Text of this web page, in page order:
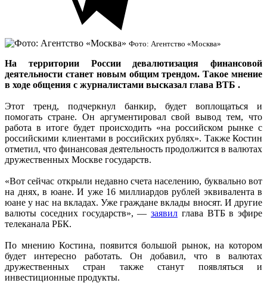
Фото: Агентство «Москва»
На территории России девалютизация финансовой
деятельности станет новым общим трендом. Такое мнение
в ходе общения с журналистами высказал глава ВТБ .
Этот тренд, подчеркнул банкир, будет воплощаться и
помогать стране. Он аргументировал свой вывод тем, что
работа в итоге будет происходить «на российском рынке с
российскими клиентами в российских рублях». Также Костин
отметил, что финансовая деятельность продолжится в валютах
дружественных Москве государств.
«Вот сейчас открыли недавно счета населению, буквально вот
на днях, в юане. И уже 16 миллиардов рублей эквивалента в
юане у нас на вкладах. Уже граждане вклады вносят. И другие
валюты соседних государств», — заявил глава ВТБ в эфире
телеканала РБК.
По мнению Костина, появится большой рынок, на котором
будет интересно работать. Он добавил, что в валютах
дружественных стран также станут появляться и
инвестиционные продукты.